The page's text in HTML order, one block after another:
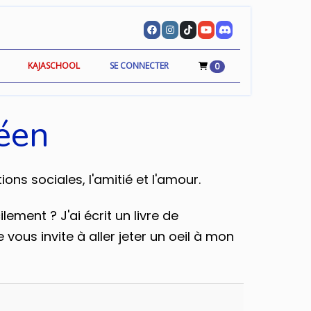
0
SE CONNECTER
KAJASCHOOL
sociales, l'amitié et l'amour.
? J'ai écrit un livre de
invite à aller jeter un oeil à mon